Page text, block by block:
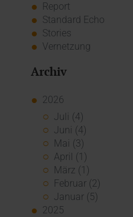
Report
Standard Echo
Stories
Vernetzung
Archiv
2026
Juli (4)
Juni (4)
Mai (3)
April (1)
März (1)
Februar (2)
Januar (5)
2025